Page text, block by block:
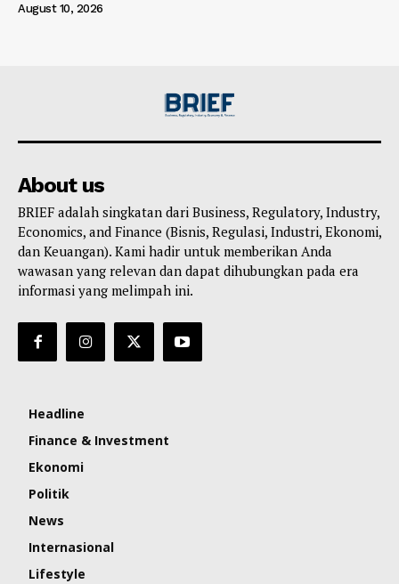
August 10, 2026
About us
BRIEF adalah singkatan dari Business, Regulatory, Industry,
Economics, and Finance (Bisnis, Regulasi, Industri, Ekonomi,
dan Keuangan). Kami hadir untuk memberikan Anda
wawasan yang relevan dan dapat dihubungkan pada era
informasi yang melimpah ini.
Headline
Finance & Investment
Ekonomi
Politik
News
Internasional
Lifestyle